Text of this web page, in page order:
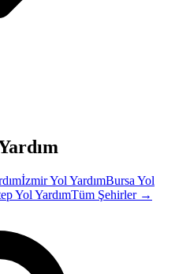
İzmirYol YardımBursa Yol
Yol YardımTüm Şehirler →